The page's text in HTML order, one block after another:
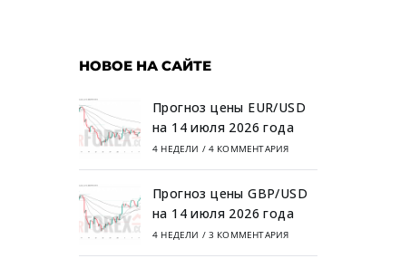
НОВОЕ НА САЙТЕ
Прогноз цены EUR/USD
на 14 июля 2026 года
4 НЕДЕЛИ / 4 КОММЕНТАРИЯ
Прогноз цены GBP/USD
на 14 июля 2026 года
4 НЕДЕЛИ / 3 КОММЕНТАРИЯ